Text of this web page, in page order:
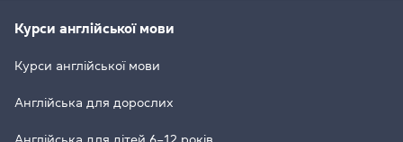
Курси англійської мови
Курси англійської мови
Англійська для дорослих
Англійська для дітей 6–12 років